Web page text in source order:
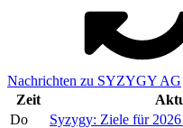
Nachrichten zu SYZYGY AG
Zeit
Do
Syzygy: Ziele für 2026